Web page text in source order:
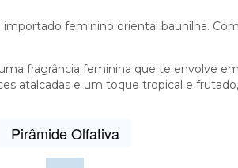
feminino oriental baunilha.
fragrância feminina que te envolve
atalcadas e um toque tropical e
Pirâmide Olfativa